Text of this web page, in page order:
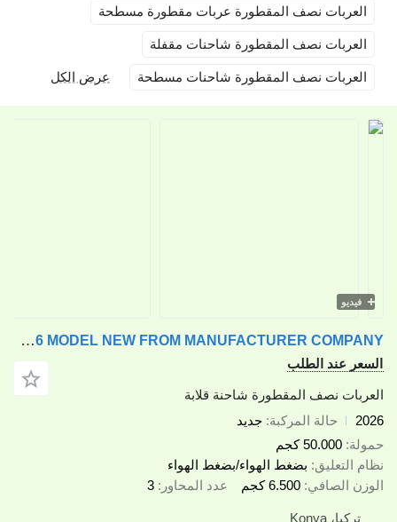
نصف المقطورة عربات مقطورة مسطحة
نصف المقطورة شاحنات مقفلة
نصف المقطورة شاحنات مسطحة عرض الكل
Lider 2026 MODEL NEW FROM MANUFACTURER COMPANY
عند الطلب
نصف المقطورة شاحنة قلابة
حالة المركبة جديد
50.000 كجم
التعليق بضغط الهواء/بضغط الهواء
الصافي 6.500 كجم عدد المحاور 3